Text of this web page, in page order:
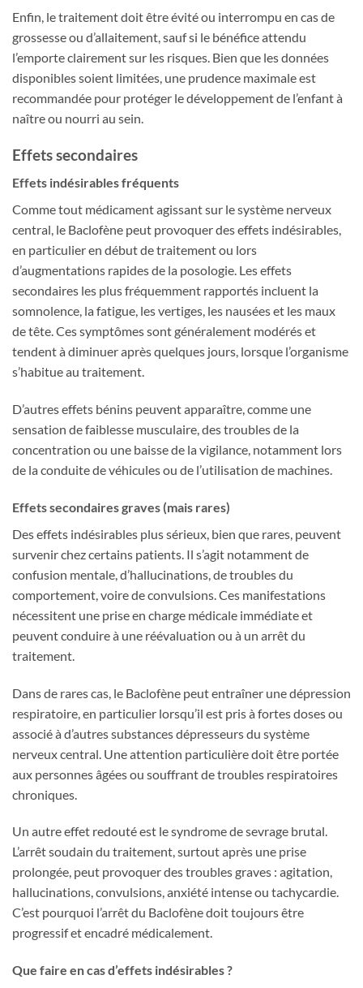
Enfin, le traitement doit être évité ou interrompu en cas de
grossesse ou d’allaitement, sauf si le bénéfice attendu
l’emporte clairement sur les risques. Bien que les données
disponibles soient limitées, une prudence maximale est
recommandée pour protéger le développement de l’enfant à
naître ou nourri au sein.
Effets secondaires
Effets indésirables fréquents
Comme tout médicament agissant sur le système nerveux
central, le Baclofène peut provoquer des effets indésirables,
en particulier en début de traitement ou lors
d’augmentations rapides de la posologie. Les effets
secondaires les plus fréquemment rapportés incluent la
somnolence, la fatigue, les vertiges, les nausées et les maux
de tête. Ces symptômes sont généralement modérés et
tendent à diminuer après quelques jours, lorsque l’organisme
s’habitue au traitement.
D’autres effets bénins peuvent apparaître, comme une
sensation de faiblesse musculaire, des troubles de la
concentration ou une baisse de la vigilance, notamment lors
de la conduite de véhicules ou de l’utilisation de machines.
Effets secondaires graves (mais rares)
Des effets indésirables plus sérieux, bien que rares, peuvent
survenir chez certains patients. Il s’agit notamment de
confusion mentale, d’hallucinations, de troubles du
comportement, voire de convulsions. Ces manifestations
nécessitent une prise en charge médicale immédiate et
peuvent conduire à une réévaluation ou à un arrêt du
traitement.
Dans de rares cas, le Baclofène peut entraîner une dépression
respiratoire, en particulier lorsqu’il est pris à fortes doses ou
associé à d’autres substances dépresseurs du système
nerveux central. Une attention particulière doit être portée
aux personnes âgées ou souffrant de troubles respiratoires
chroniques.
Un autre effet redouté est le syndrome de sevrage brutal.
L’arrêt soudain du traitement, surtout après une prise
prolongée, peut provoquer des troubles graves : agitation,
hallucinations, convulsions, anxiété intense ou tachycardie.
C’est pourquoi l’arrêt du Baclofène doit toujours être
progressif et encadré médicalement.
Que faire en cas d’effets indésirables ?